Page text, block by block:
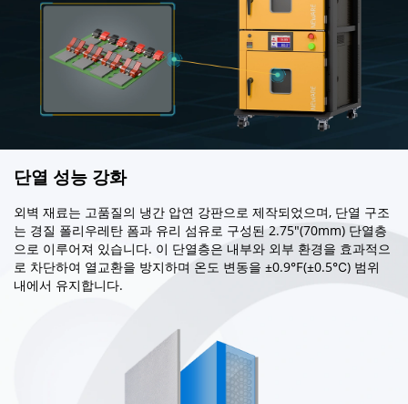
단열 성능 강화
외벽 재료는 고품질의 냉간 압연 강판으로 제작되었으며, 단열 구조
는 경질 폴리우레탄 폼과 유리 섬유로 구성된 2.75"(70mm) 단열층
으로 이루어져 있습니다. 이 단열층은 내부와 외부 환경을 효과적으
로 차단하여 열교환을 방지하며 온도 변동을 ±0.9℉(±0.5℃) 범위
내에서 유지합니다.